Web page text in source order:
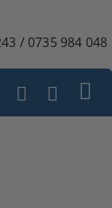
/ 0735 984 048